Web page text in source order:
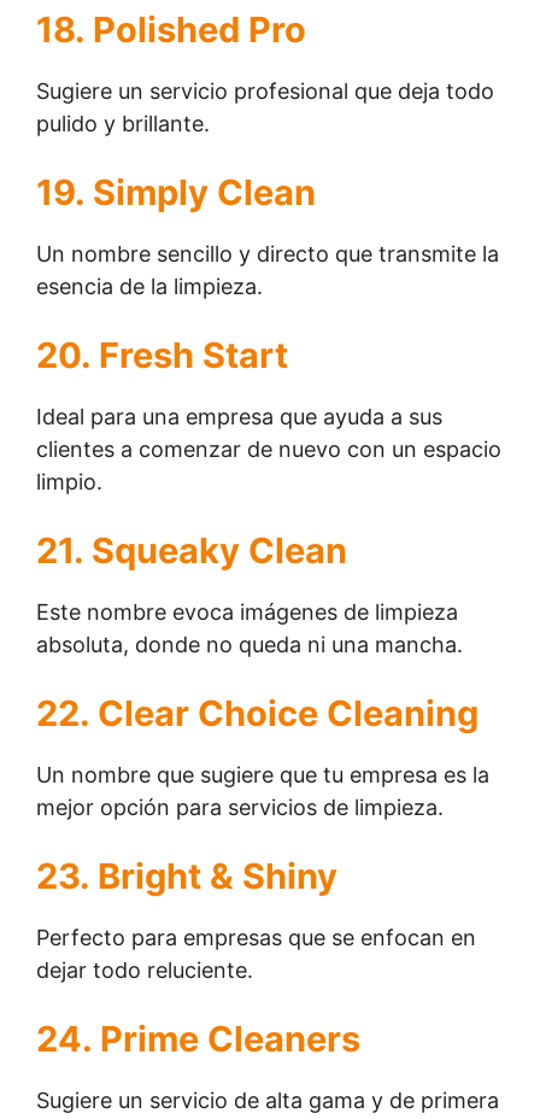
18. Polished Pro
Sugiere un servicio profesional que deja todo
pulido y brillante.
19. Simply Clean
Un nombre sencillo y directo que transmite la
esencia de la limpieza.
20. Fresh Start
Ideal para una empresa que ayuda a sus
clientes a comenzar de nuevo con un espacio
limpio.
21. Squeaky Clean
Este nombre evoca imágenes de limpieza
absoluta, donde no queda ni una mancha.
22. Clear Choice Cleaning
Un nombre que sugiere que tu empresa es la
mejor opción para servicios de limpieza.
23. Bright & Shiny
Perfecto para empresas que se enfocan en
dejar todo reluciente.
24. Prime Cleaners
Sugiere un servicio de alta gama y de primera